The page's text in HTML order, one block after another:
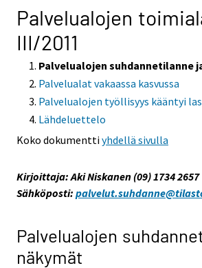
Palvelualojen
III/2011
Palvelualojen suhdannetilanne
Palvelualat vakaassa kasvussa
Palvelualojen työllisyys kääntyi
Lähdeluettelo
Koko dokumenttiyhdellä sivulla
Kirjoittaja: Aki Niskanen (09) 1734 2657
Sähköposti:
Palvelualojen
näkymät